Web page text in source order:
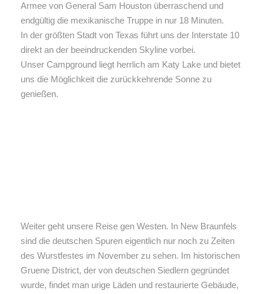
Armee von General Sam Houston überraschend und
endgültig die mexikanische Truppe in nur 18 Minuten.
In der größten Stadt von Texas führt uns der Interstate 10
direkt an der beeindruckenden Skyline vorbei.
Unser Campground liegt herrlich am Katy Lake und bietet
uns die Möglichkeit die zurückkehrende Sonne zu
genießen.
Weiter geht unsere Reise gen Westen. In New Braunfels
sind die deutschen Spuren eigentlich nur noch zu Zeiten
des Wurstfestes im November zu sehen. Im historischen
Gruene District, der von deutschen Siedlern gegründet
wurde, findet man urige Läden und restaurierte Gebäude,